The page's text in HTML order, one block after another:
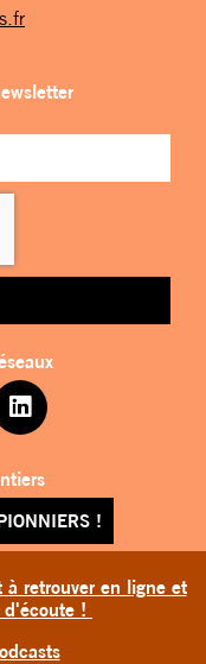
à retrouver en ligne et
d'écoute !
!
© 2026